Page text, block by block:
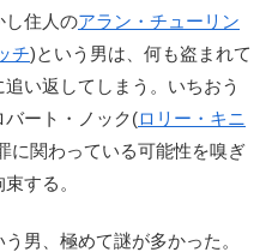
し住人のアラン・チューリン
チ)という男は、何も盗まれて
い返してしまう。いちおう
ート・ノック(ロリー・キニ
に関わっている可能性を嗅ぎ
する。
う男、極めて謎が多かった。